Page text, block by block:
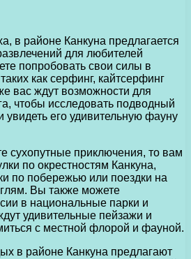
в районе Канкуна предлагается
для любителей
попробовать свои силы в
как серфинг, кайтсерфинг
вас ждут возможности для
чтобы исследовать подводный
увидеть его удивительную фауну
сухопутные приключения, то вам
по окрестностям Канкуна,
по побережью или поездки на
Вы также можете
в национальные парки и
удивительные пейзажи и
с местной флорой и фауной.
в районе Канкуна предлагают